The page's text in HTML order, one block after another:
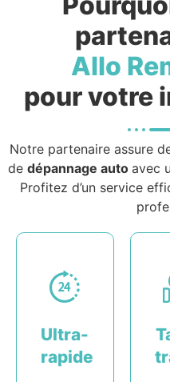
Allo
pour votre
Notre partenaire assure
de dépannage auto avec
Profitez d’un service
Ultra-
rapide